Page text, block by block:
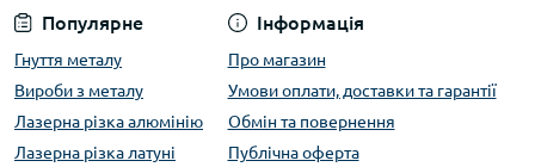
Популярне
Гнуття металу
Вироби з металу
Лазерна різка алюмінію
Лазерна різка латуні
Інформація
Про магазин
Умови оплати, доставки та гарантії
Обмін та повернення
Публічна оферта